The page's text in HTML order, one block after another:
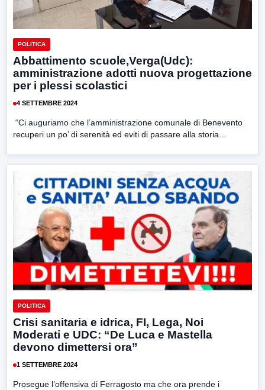
POLITICA
Abbattimento scuole,Verga(Udc):
amministrazione adotti nuova progettazione
per i plessi scolastici
4 SETTEMBRE 2024
“Ci auguriamo che l’amministrazione comunale di Benevento
recuperi un po’ di serenità ed eviti di passare alla storia...
POLITICA
Crisi sanitaria e idrica, FI, Lega, Noi
Moderati e UDC: “De Luca e Mastella
devono dimettersi ora”
1 SETTEMBRE 2024
Prosegue l’offensiva di Ferragosto ma che ora prende i